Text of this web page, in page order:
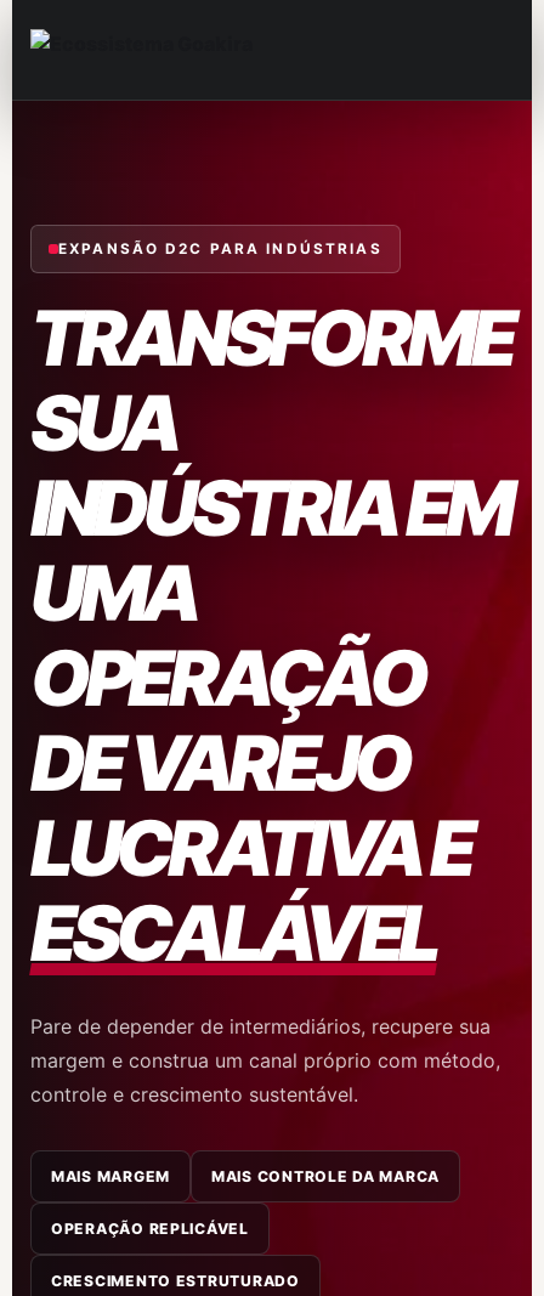
EXPANSÃO D2C PARA INDÚSTRIAS
TRANSFORME
SUA
INDÚSTRIA EM
UMA
OPERAÇÃO
DE VAREJO
LUCRATIVA E
ESCALÁVEL
Pare de depender de intermediários, recupere sua
margem e construa um canal próprio com método,
controle e crescimento sustentável.
MAIS MARGEM MAIS CONTROLE DA MARCA
OPERAÇÃO REPLICÁVEL
CRESCIMENTO ESTRUTURADO